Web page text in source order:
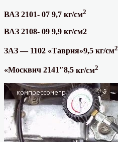
ВАЗ 2101- 07 9,7 кг/см2
ВАЗ 2108- 09 9,9 кг/см2
ЗАЗ — 1102 «Таврия»9,5 кг/см2
«Москвич 2141″8,5 кг/см2